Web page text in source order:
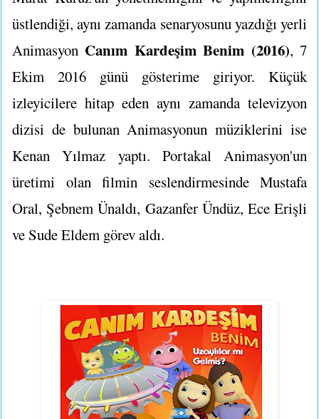
üstlendiği, aynı zamanda senaryosunu yazdığı yerli
Animasyon Canım Kardeşim Benim (2016), 7
Ekim 2016 günü gösterime giriyor. Küçük
izleyicilere hitap eden aynı zamanda televizyon
dizisi de bulunan Animasyonun müziklerini ise
Kenan Yılmaz yaptı. Portakal Animasyon'un
üretimi olan filmin seslendirmesinde Mustafa
Oral, Şebnem Ünaldı, Gazanfer Ündüz, Ece Erişli
ve Sude Eldem görev aldı.